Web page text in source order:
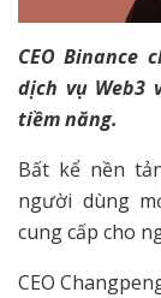
CEO Binance
dịch vụ Web3
tiềm năng.
Bất kể nền
người dùng
cung cấp cho
CEO